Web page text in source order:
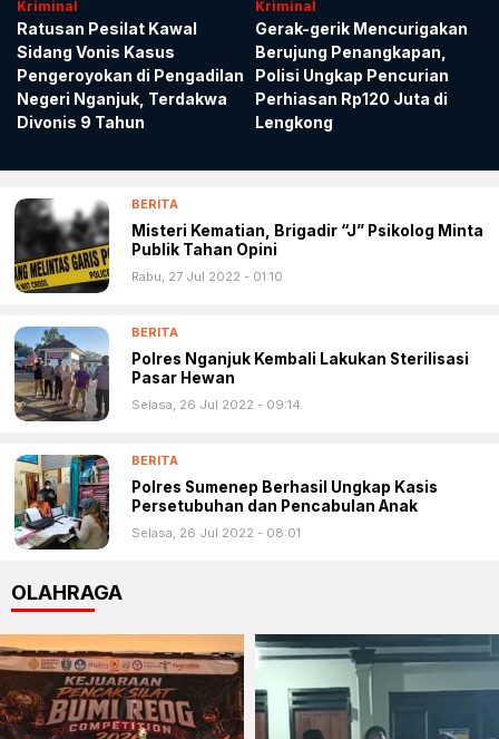
Kriminal
Ratusan Pesilat Kawal
Sidang Vonis Kasus
Pengeroyokan di Pengadilan
Negeri Nganjuk, Terdakwa
Divonis 9 Tahun
Kriminal
Gerak-gerik Mencurigakan
Berujung Penangkapan,
Polisi Ungkap Pencurian
Perhiasan Rp120 Juta di
Lengkong
BERITA
Misteri Kematian, Brigadir “J” Psikolog Minta
Publik Tahan Opini
Rabu, 27 Jul 2022 - 01:10
BERITA
Polres Nganjuk Kembali Lakukan Sterilisasi
Pasar Hewan
Selasa, 26 Jul 2022 - 09:14
BERITA
Polres Sumenep Berhasil Ungkap Kasis
Persetubuhan dan Pencabulan Anak
Selasa, 26 Jul 2022 - 08:01
OLAHRAGA